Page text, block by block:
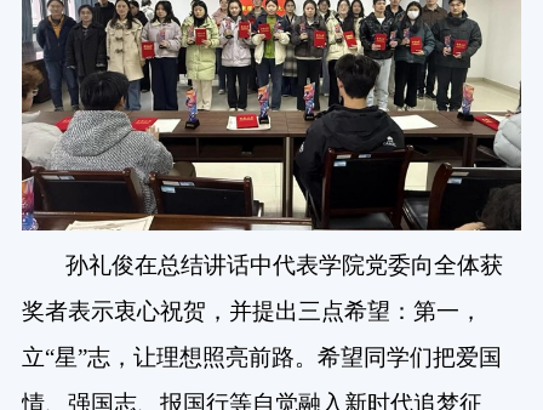
孙礼俊在总结讲话中代表学院党委向全体获
奖者表示衷心祝贺，并提出三点希望：第一，
立“星”志，让理想照亮前路。希望同学们把爱国
情、强国志、报国行等自觉融入新时代追梦征